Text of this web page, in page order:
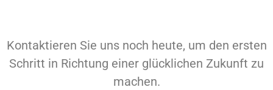
Kontaktieren Sie uns noch heute, um den ersten
Schritt in Richtung einer glücklichen Zukunft zu
machen.